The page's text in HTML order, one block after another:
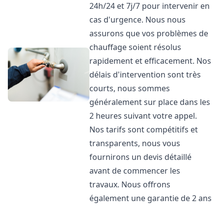
24h/24 et 7j/7 pour intervenir en
cas d'urgence. Nous nous
assurons que vos problèmes de
chauffage soient résolus
rapidement et efficacement. Nos
délais d'intervention sont très
courts, nous sommes
généralement sur place dans les
2 heures suivant votre appel.
Nos tarifs sont compétitifs et
transparents, nous vous
fournirons un devis détaillé
avant de commencer les
travaux. Nous offrons
également une garantie de 2 ans